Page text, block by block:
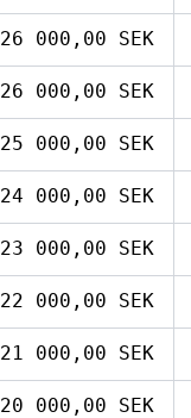
26 000,00 SEK
26 000,00 SEK
25 000,00 SEK
24 000,00 SEK
23 000,00 SEK
22 000,00 SEK
21 000,00 SEK
20 000,00 SEK